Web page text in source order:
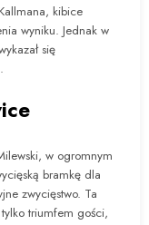
kibice
wyniku. Jednak w
się
w ogromnym
bramkę dla
zwycięstwo. Ta
triumfem gości,